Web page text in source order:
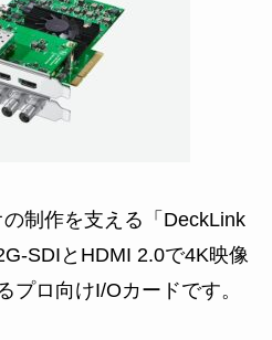
制作を支える「DeckLink
SDIとHDMI 2.0で4K映像
プロ向けI/Oカードです。